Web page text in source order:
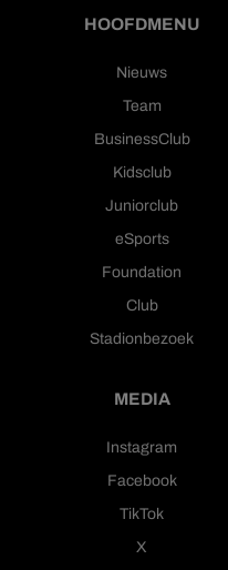
HOOFDMENU
Nieuws
Team
BusinessClub
Kidsclub
Juniorclub
eSports
Foundation
Club
Stadionbezoek
MEDIA
Instagram
Facebook
TikTok
X